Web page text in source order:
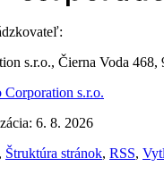
s.r.o., Čierna Voda 468,
Corporation s.r.o.
6. 8. 2026
, Štruktúra stránok, RSS,